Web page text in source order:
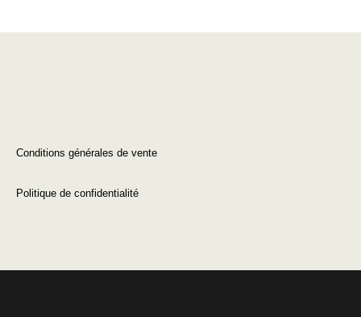
Conditions générales de vente
Politique de confidentialité